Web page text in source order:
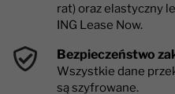
rat) oraz elastyczny
ING Lease Now.
Bezpieczeństwo
Wszystkie dane
są szyfrowane.